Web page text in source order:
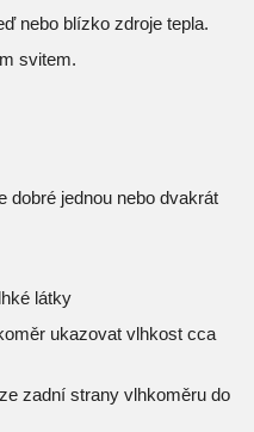
nebo blízko zdroje tepla.
svitem.
dobré jednou nebo dvakrát
látky
ukazovat vlhkost cca
zadní strany vlhkoměru do